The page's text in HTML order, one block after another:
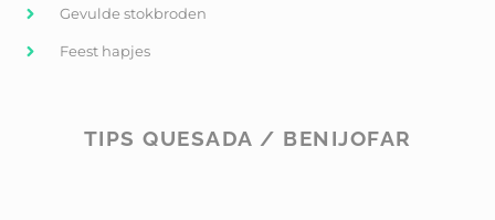
Gevulde stokbroden
Feest hapjes
TIPS QUESADA / BENIJOFAR